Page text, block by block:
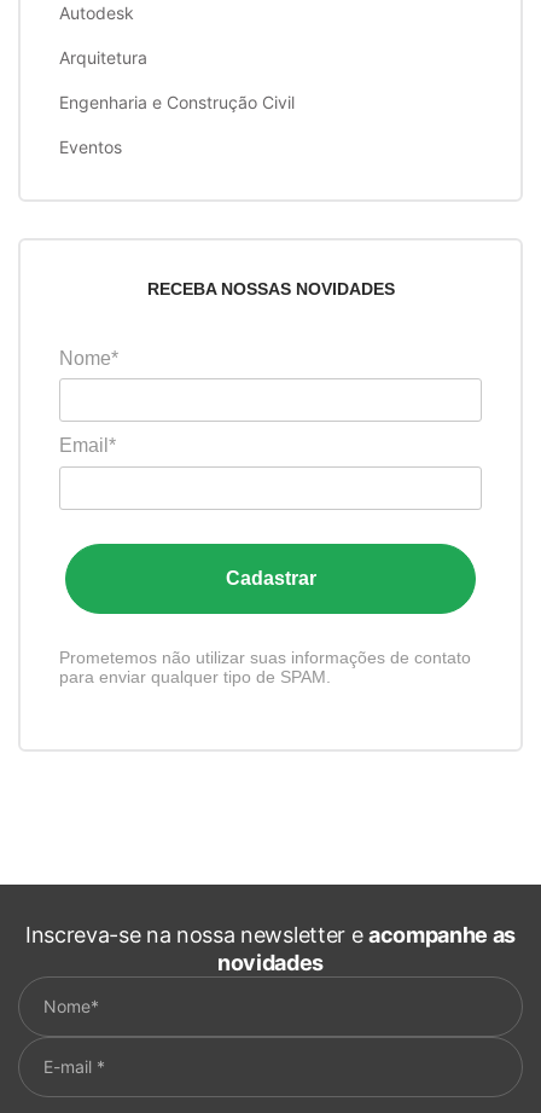
Autodesk
Arquitetura
Engenharia e Construção Civil
Eventos
RECEBA NOSSAS NOVIDADES
Nome*
Email*
Cadastrar
Prometemos não utilizar suas informações de contato
para enviar qualquer tipo de SPAM.
Inscreva-se na nossa newsletter eacompanhe as
novidades